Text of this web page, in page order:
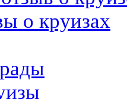
о круизах